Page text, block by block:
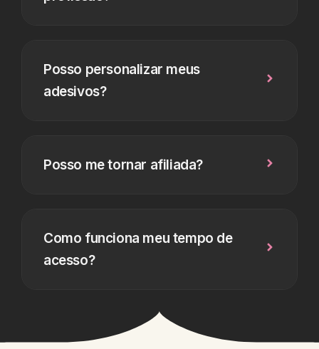
Posso personalizar meus
adesivos?
Posso me tornar afiliada?
Como funciona meu tempo de
acesso?